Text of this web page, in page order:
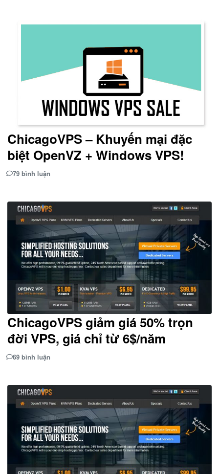
ChicagoVPS – Khuyến mại đặc
biệt OpenVZ + Windows VPS!
79 bình luận
ChicagoVPS giảm giá 50% trọn
đời VPS, giá chỉ từ 6$/năm
69 bình luận